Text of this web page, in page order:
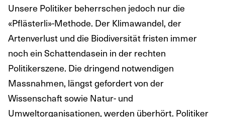
Unsere Politiker beherrschen jedoch nur die
«Pflästerli»-Methode. Der Klimawandel, der
Artenverlust und die Biodiversität fristen immer
noch ein Schattendasein in der rechten
Politikerszene. Die dringend notwendigen
Massnahmen, längst gefordert von der
Wissenschaft sowie Natur- und
Umweltorganisationen, werden überhört. Politiker